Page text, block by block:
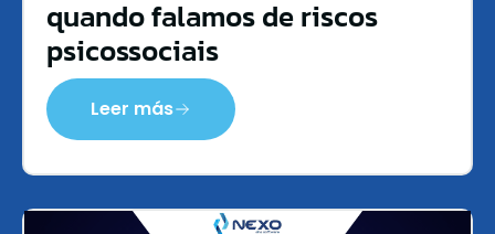
quando falamos de riscos
psicossociais
Leer más